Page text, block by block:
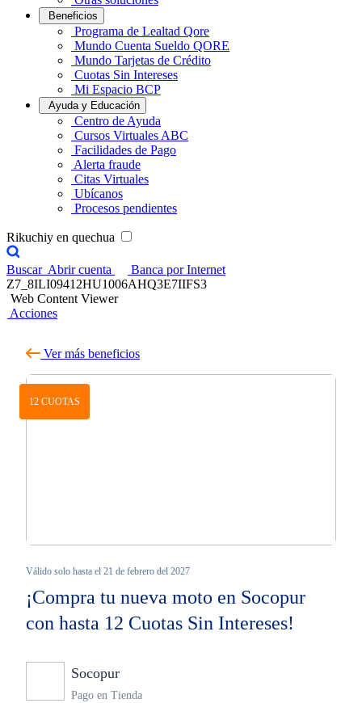
Beneficios
Programa de Lealtad Qore
Mundo Cuenta Sueldo QORE
Mundo Tarjetas de Crédito
Cuotas Sin Intereses
Mi Espacio BCP
Ayuda y Educación
Centro de Ayuda
Cursos Virtuales ABC
Facilidades de Pago
Alerta fraude
Citas Virtuales
Ubícanos
Procesos pendientes
Rikuchiy en quechua
Buscar Abrir cuenta
Banca por Internet
Z7_8ILI09412HU1006AHQ3E7IIFS3
Web Content Viewer
Acciones
Ver más beneficios
12 CUOTAS
Válido solo hasta el 21 de febrero del 2027
¡Compra tu nueva moto en Socopur
con hasta 12 Cuotas Sin Intereses!
Socopur
Pago en Tienda